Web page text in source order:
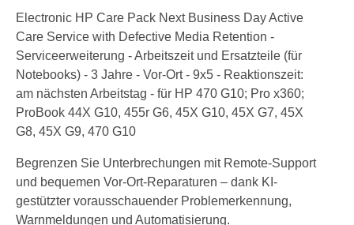
Electronic HP Care Pack Next Business Day Active
Care Service with Defective Media Retention -
Serviceerweiterung - Arbeitszeit und Ersatzteile (für
Notebooks) - 3 Jahre - Vor-Ort - 9x5 - Reaktionszeit:
am nächsten Arbeitstag - für HP 470 G10; Pro x360;
ProBook 44X G10, 455r G6, 45X G10, 45X G7, 45X
G8, 45X G9, 470 G10
Begrenzen Sie Unterbrechungen mit Remote-Support
und bequemen Vor-Ort-Reparaturen – dank KI-
gestützter vorausschauender Problemerkennung,
Warnmeldungen und Automatisierung.